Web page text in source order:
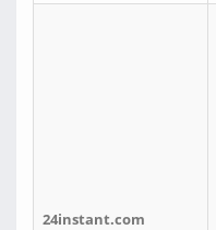
24instant.com